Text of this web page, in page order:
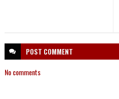
POST COMMENT
No comments